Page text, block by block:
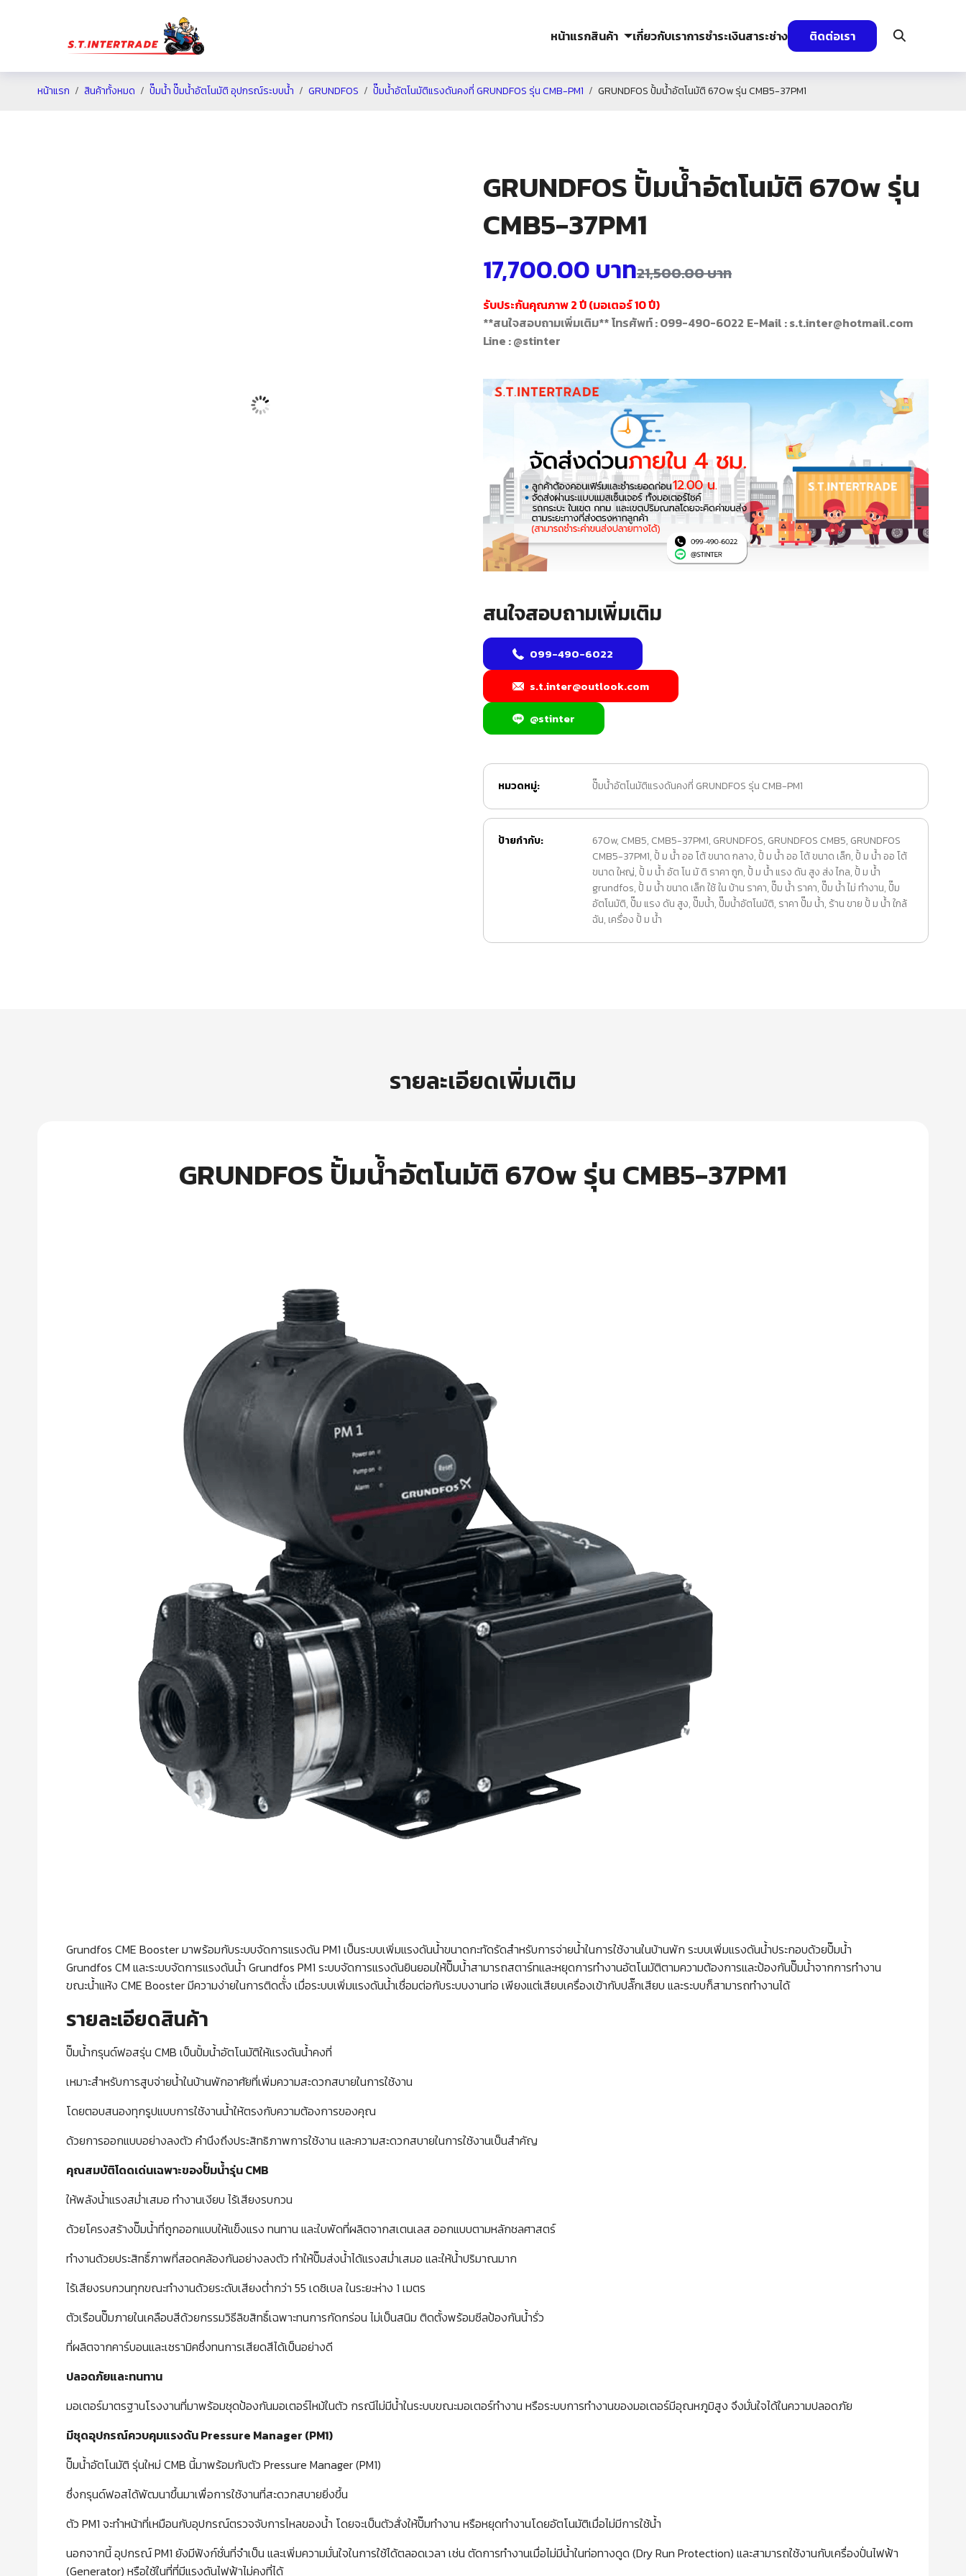
หน้าแรกสินค้า เกี่ยวกับเราการชำระเงินสาระช่าง ติดต่อเรา
หน้าแรก สินค้าทั้งหมด ปั๊มน้ำ ปั๊มน้ำอัตโนมัติ อุปกรณ์ระบบน้ำ GRUNDFOS ปั๊มน้ำอัตโนมัติแรงดันคงที่ GRUNDFOS รุ่น CMB-PM1 GRUNDFOS ปั้มน้ำอัตโนมัติ 670w รุ่น CMB5-37PM1
GRUNDFOS ปั้มน้ำอัตโนมัติ 670w รุ่น
CMB5-37PM1
21,500.00บาท
17,700.00 บาท
รับประกันคุณภาพ 2 ปี (มอเตอร์ 10 ปี)
**สนใจสอบถามเพิ่มเติม**โทรศัพท์ : 099-490-6022 E-Mail : s.t.inter@hotmail.com
Line : @stinter
สนใจสอบถามเพิ่มเติม
099-490-6022
s.t.inter@outlook.com
@stinter
หมวดหมู่: ปั๊มน้ำอัตโนมัติแรงดันคงที่ GRUNDFOS รุ่น CMB-PM1
ป้ายกำกับ: 670w, CMB5, CMB5-37PM1, GRUNDFOS, GRUNDFOS CMB5, GRUNDFOS
CMB5-37PM1, ปั้ ม น้ำ ออ โต้ ขนาด กลาง, ปั้ ม น้ำ ออ โต้ ขนาด เล็ก, ปั้ ม น้ำ ออ โต้
ขนาด ใหญ่, ปั้ ม น้ำ อัต โน มั ติ ราคา ถูก, ปั้ ม น้ำ แรง ดัน สูง ส่ง ไกล, ปั้ ม น้ํา
grundfos, ปั้ ม น้ํา ขนาด เล็ก ใช้ ใน บ้าน ราคา, ปั๊ม น้ำ ราคา, ปั๊ม น้ำ ไม่ ทำงาน, ปั๊ม
อัตโนมัติ, ปั๊ม แรง ดัน สูง, ปั๊มน้ำ, ปั๊มน้ำอัตโนมัติ, ราคา ปั๊ม น้ำ, ร้าน ขาย ปั้ ม น้ํา ใกล้
ฉัน, เครื่อง ปั้ ม น้ำ
รายละเอียดเพิ่มเติม
GRUNDFOS ปั้มน้ำอัตโนมัติ 670w รุ่น CMB5-37PM1
Grundfos CME Booster มาพร้อมกับระบบจัดการแรงดัน PM1 เป็นระบบเพิ่มแรงดันน้ำขนาดกะทัดรัดสำหรับการจ่ายน้ำในการใช้งานในบ้านพัก ระบบเพิ่มแรงดันน้ำประกอบด้วยปั๊มน้ำ
Grundfos CM และระบบจัดการแรงดันน้ำ Grundfos PM1 ระบบจัดการแรงดันยินยอมให้ปั๊มน้ำสามารถสตาร์ทและหยุดการทำงานอัตโนมัติตามความต้องการและป้องกันปั๊มน้ำจากการทำงาน
ขณะน้ำแห้ง CME Booster มีความง่ายในการติดตั้่ง เมื่อระบบเพิ่มแรงดันน้ำเชื่อมต่อกับระบบงานท่อ เพียงแต่เสียบเครื่องเข้ากับปลั๊กเสียบ และระบบก็สามารถทำงานได้
รายละเอียดสินค้า
ปั๊มน้ำกรุนด์ฟอสรุ่น CMB เป็นปั้มน้ำอัตโนมัติให้แรงดันน้ำคงที่
เหมาะสำหรับการสูบจ่ายน้ำในบ้านพักอาศัยที่เพิ่มความสะดวกสบายในการใช้งาน
โดยตอบสนองทุกรูปแบบการใช้งานน้ำให้ตรงกับความต้องการของคุณ
ด้วยการออกแบบอย่างลงตัว คำนึงถึงประสิทธิภาพการใช้งาน และความสะดวกสบายในการใช้งานเป็นสำคัญ
คุณสมบัติโดดเด่นเฉพาะของปั๊มน้ำรุ่นCMB
ให้พลังน้ำแรงสม่ำเสมอ ทำงานเงียบ ไร้เสียงรบกวน
ด้วยโครงสร้างปั๊มน้ำที่ถูกออกแบบให้แข็งแรง ทนทาน และใบพัดที่ผลิตจากสเตนเลส ออกแบบตามหลักชลศาสตร์
ทำงานด้วยประสิทธิ์ภาพที่สอดคล้องกันอย่างลงตัว ทำให้ปั๊มส่งน้ำได้แรงสม่ำเสมอ และให้น้ำปริมาณมาก
ไร้เสียงรบกวนทุกขณะทำงานด้วยระดับเสียงต่ำกว่า 55 เดซิเบล ในระยะห่าง 1 เมตร
ตัวเรือนปั๊มภายในเคลือบสีด้วยกรรมวิธีลิขสิทธิ์เฉพาะทนการกัดกร่อน ไม่เป็นสนิม ติดตั้งพร้อมซีลป้องกันน้ำรั่ว
ที่ผลิตจากคาร์บอนและเซรามิคซึ่งทนการเสียดสีได้เป็นอย่างดี
ปลอดภัยและทนทาน
มอเตอร์มาตรฐานโรงงานที่มาพร้อมชุดป้องกันมอเตอร์ไหม้ในตัว กรณีไม่มีน้ำในระบบขณะมอเตอร์ทำงาน หรือระบบการทำงานของมอเตอร์มีอุณหภูมิสูง จึงมั่นใจได้ในความปลอดภัย
มีชุดอุปกรณ์ควบคุมแรงดันPressure Manager (PM1)
ปั๊มน้ำอัตโนมัติ รุ่นใหม่ CMB นี้มาพร้อมกับตัว Pressure Manager (PM1)
ซึ่งกรุนด์ฟอสได้พัฒนาขึ้นมาเพื่อการใช้งานที่สะดวกสบายยิ่งขึ้น
ตัว PM1 จะทำหน้าที่เหมือนกับอุปกรณ์ตรวจจับการไหลของน้ำ โดยจะเป็นตัวสั่งให้ปั๊มทำงาน หรือหยุดทำงานโดยอัตโนมัติเมื่อไม่มีการใช้น้ำ
นอกจากนี้ อุปกรณ์ PM1 ยังมีฟังก์ชั่นที่จำเป็น และเพิ่มความมั่นใจในการใช้ได้ตลอดเวลา เช่น ตัดการทำงานเมื่อไม่มีน้ำในท่อทางดูด (Dry Run Protection) และสามารถใช้งานกับเครื่องปั่นไฟฟ้า
(Generator) หรือใช้ในที่ที่มีแรงดันไฟฟ้าไม่คงที่ได้